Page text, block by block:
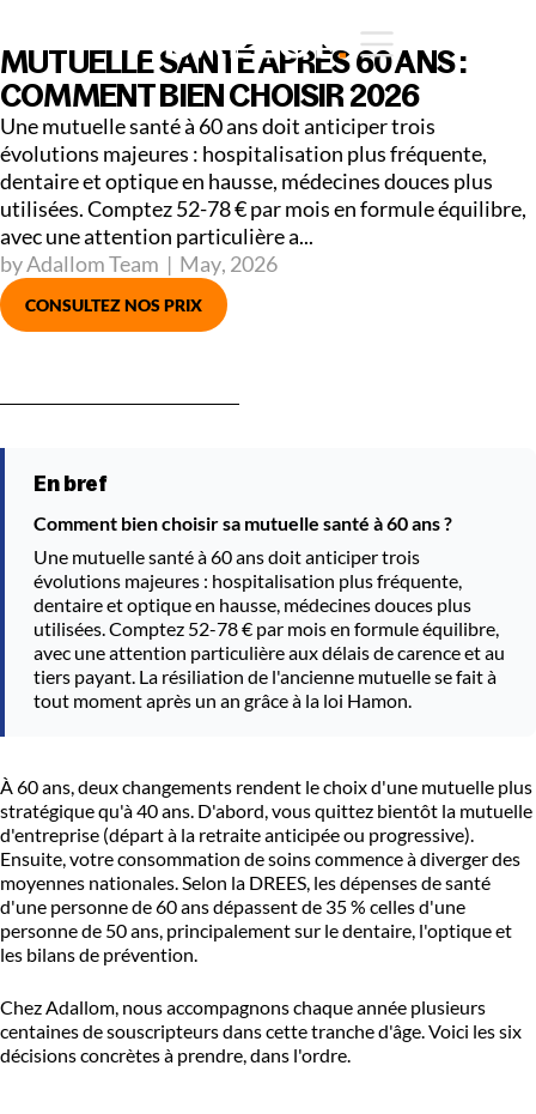
MUTUELLE SANTÉ APRÈS 60 ANS :
COMMENT BIEN CHOISIR 2026
Une mutuelle santé à 60 ans doit anticiper trois
évolutions majeures : hospitalisation plus fréquente,
dentaire et optique en hausse, médecines douces plus
utilisées. Comptez 52-78 € par mois en formule équilibre,
avec une attention particulière a...
by Adallom Team | May, 2026
CONSULTEZ NOS PRIX
En bref
Comment bien choisir sa mutuelle santé à 60 ans ?
Une mutuelle santé à 60 ans doit anticiper trois
évolutions majeures : hospitalisation plus fréquente,
dentaire et optique en hausse, médecines douces plus
utilisées. Comptez 52-78 € par mois en formule équilibre,
avec une attention particulière aux délais de carence et au
tiers payant. La résiliation de l'ancienne mutuelle se fait à
tout moment après un an grâce à la loi Hamon.
À 60 ans, deux changements rendent le choix d'une mutuelle plus
stratégique qu'à 40 ans. D'abord, vous quittez bientôt la mutuelle
d'entreprise (départ à la retraite anticipée ou progressive).
Ensuite, votre consommation de soins commence à diverger des
moyennes nationales. Selon la DREES, les dépenses de santé
d'une personne de 60 ans dépassent de 35 % celles d'une
personne de 50 ans, principalement sur le dentaire, l'optique et
les bilans de prévention.
Chez Adallom, nous accompagnons chaque année plusieurs
centaines de souscripteurs dans cette tranche d'âge. Voici les six
décisions concrètes à prendre, dans l'ordre.